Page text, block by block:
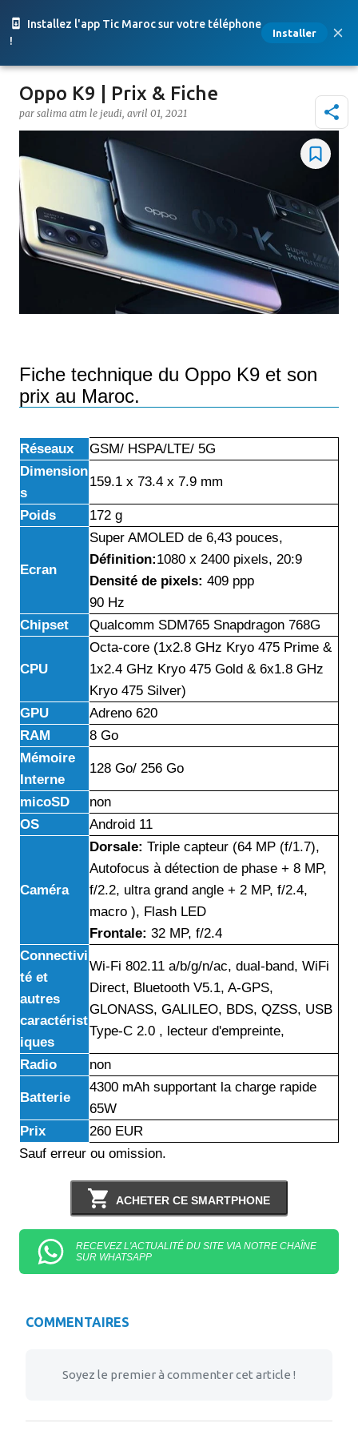
Installez l'app Tic Maroc sur votre téléphone
!
Installer
Accéder au contenu principal
Oppo K9 | Prix & Fiche
par salima atm le jeudi, avril 01, 2021
Fiche technique du Oppo K9 et son
prix au Maroc.
Réseaux
GSM/ HSPA/LTE/ 5G
Dimension
s
159.1 x 73.4 x 7.9 mm
Poids 172 g
Ecran
Super AMOLED de 6,43 pouces,
Définition:1080 x 2400 pixels, 20:9
Densité de pixels: 409 ppp
90 Hz
Chipset
Qualcomm SDM765 Snapdragon 768G
CPU
Octa-core (1x2.8 GHz Kryo 475 Prime &
1x2.4 GHz Kryo 475 Gold & 6x1.8 GHz
Kryo 475 Silver)
GPU
Adreno 620
RAM
8 Go
Mémoire
Interne
128 Go/ 256 Go
micoSD
non
OS
Android 11
Caméra
Dorsale: Triple capteur (64 MP (f/1.7),
Autofocus à détection de phase + 8 MP,
f/2.2, ultra grand angle + 2 MP, f/2.4,
macro ), Flash LED
Frontale: 32 MP, f/2.4
Connectivi
té et
autres
caractérist
iques
Wi-Fi 802.11 a/b/g/n/ac, dual-band, WiFi
Direct, Bluetooth V5.1, A-GPS,
GLONASS, GALILEO, BDS, QZSS, USB
Type-C 2.0 , lecteur d'empreinte,
Radio non
Batterie
4300 mAh supportant la charge rapide
65W
Prix
260 EUR
Sauf erreur ou omission.
ACHETER CE SMARTPHONE
RECEVEZ L'ACTUALITÉ DU SITE VIA NOTRE CHAÎNE
SUR WHATSAPP
COMMENTAIRES
Soyez le premier à commenter cet article !